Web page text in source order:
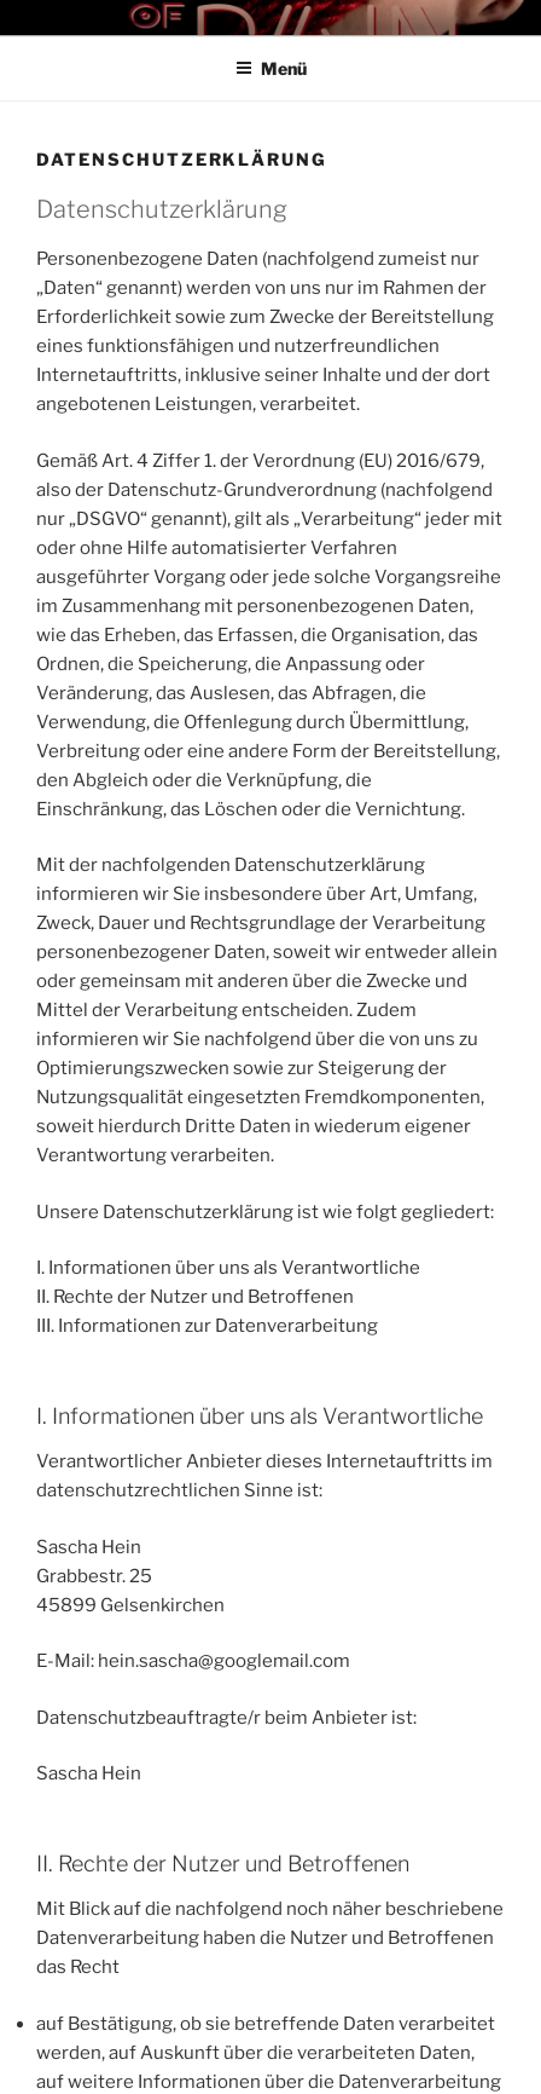
InhaltTHE ART OF PAIN
Der Blog für BDSM und Kinky Lifestyle
Menü
DATENSCHUTZERKLÄRUNG
Datenschutzerklärung
Personenbezogene Daten (nachfolgend zumeist nur
„Daten“ genannt) werden von uns nur im Rahmen der
Erforderlichkeit sowie zum Zwecke der Bereitstellung
eines funktionsfähigen und nutzerfreundlichen
Internetauftritts, inklusive seiner Inhalte und der dort
angebotenen Leistungen, verarbeitet.
Gemäß Art. 4 Ziffer 1. der Verordnung (EU) 2016/679,
also der Datenschutz-Grundverordnung (nachfolgend
nur „DSGVO“ genannt), gilt als „Verarbeitung“ jeder mit
oder ohne Hilfe automatisierter Verfahren
ausgeführter Vorgang oder jede solche Vorgangsreihe
im Zusammenhang mit personenbezogenen Daten,
wie das Erheben, das Erfassen, die Organisation, das
Ordnen, die Speicherung, die Anpassung oder
Veränderung, das Auslesen, das Abfragen, die
Verwendung, die Offenlegung durch Übermittlung,
Verbreitung oder eine andere Form der Bereitstellung,
den Abgleich oder die Verknüpfung, die
Einschränkung, das Löschen oder die Vernichtung.
Mit der nachfolgenden Datenschutzerklärung
informieren wir Sie insbesondere über Art, Umfang,
Zweck, Dauer und Rechtsgrundlage der Verarbeitung
personenbezogener Daten, soweit wir entweder allein
oder gemeinsam mit anderen über die Zwecke und
Mittel der Verarbeitung entscheiden. Zudem
informieren wir Sie nachfolgend über die von uns zu
Optimierungszwecken sowie zur Steigerung der
Nutzungsqualität eingesetzten Fremdkomponenten,
soweit hierdurch Dritte Daten in wiederum eigener
Verantwortung verarbeiten.
Unsere Datenschutzerklärung ist wie folgt gegliedert:
I. Informationen über uns als Verantwortliche
II. Rechte der Nutzer und Betroffenen
III. Informationen zur Datenverarbeitung
I. Informationen über uns als Verantwortliche
Verantwortlicher Anbieter dieses Internetauftritts im
datenschutzrechtlichen Sinne ist:
Sascha Hein
Grabbestr. 25
45899 Gelsenkirchen
E-Mail: hein.sascha@googlemail.com
Datenschutzbeauftragte/r beim Anbieter ist:
Sascha Hein
II. Rechte der Nutzer und Betroffenen
Mit Blick auf die nachfolgend noch näher beschriebene
Datenverarbeitung haben die Nutzer und Betroffenen
das Recht
auf Bestätigung, ob sie betreffende Daten verarbeitet
werden, auf Auskunft über die verarbeiteten Daten,
auf weitere Informationen über die Datenverarbeitung